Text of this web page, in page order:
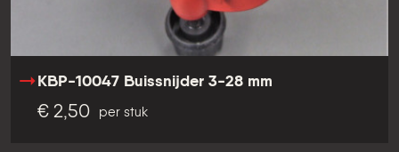
KBP-10047 Buissnijder 3-28 mm
€ 2,50 per stuk